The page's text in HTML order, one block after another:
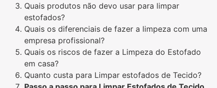
Quais produtos não devo usar para limpar
estofados?
Quais os diferenciais de fazer a limpeza com uma
empresa profissional?
Quais os riscos de fazer a Limpeza do Estofado
em casa?
Quanto custa para Limpar estofados de Tecido?